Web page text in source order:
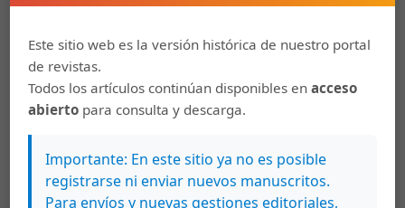
personas, mediante el análisis de las consultas
relacionadas con este tema presentadas al Centro
Nacional de Información de Medicamentos (CIMED), lo
cual no había sido previamente reportado en nuestro
presencia de gluten y otros alérgenos en medicamentos
que se realizaron al CIMED entre febrero de 2021 y
Este sitio web es la versión histórica de nuestro portal
de revistas.
Todos los artículos continúan disponibles enacceso
abierto para consulta y descarga.
Importante: En este sitio ya no es posible
registrarse ni enviar nuevos manuscritos.
Para envíos y nuevas gestiones editoriales,